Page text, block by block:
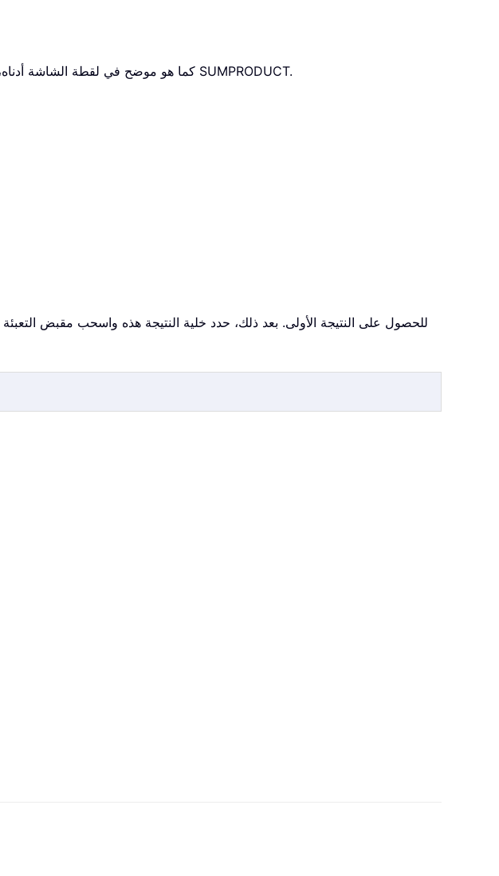
كما هو موضح في لقطة الشاشة أدناه، يمكنك بسهولة ضرب جميع الأرقام في كل صف وتجاهل الخلايا الفارغة والنص تلقائيًا باستخدام دالة SUMPRODUCT.